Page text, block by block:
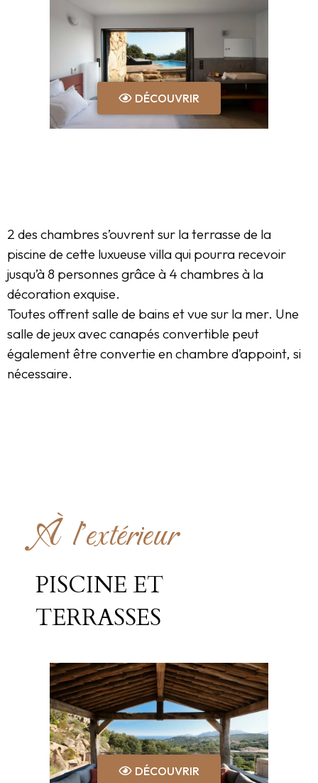
DÉCOUVRIR
2 des chambres s’ouvrent sur la terrasse de la
piscine de cette luxueuse villa qui pourra recevoir
jusqu’à 8 personnes grâce à 4 chambres à la
décoration exquise.
Toutes offrent salle de bains et vue sur la mer. Une
salle de jeux avec canapés convertible peut
également être convertie en chambre d’appoint, si
nécessaire.
À l'extérieur
PISCINE ET
TERRASSES
DÉCOUVRIR